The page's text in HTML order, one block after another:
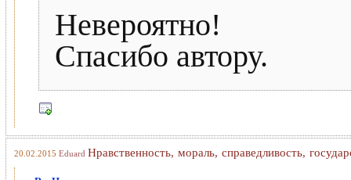
Невероятно!
Спасибо автору.
20.02.2015 Eduard Нравственность, мораль, справедливость,